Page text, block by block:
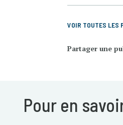
VOIR TOUTES LES
Partager une
Pour en